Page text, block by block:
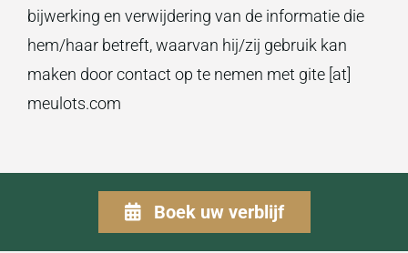
bijwerking en verwijdering van de informatie die
hem/haar betreft, waarvan hij/zij gebruik kan
maken door contact op te nemen met gite [at]
meulots.com
Boek uw verblijf